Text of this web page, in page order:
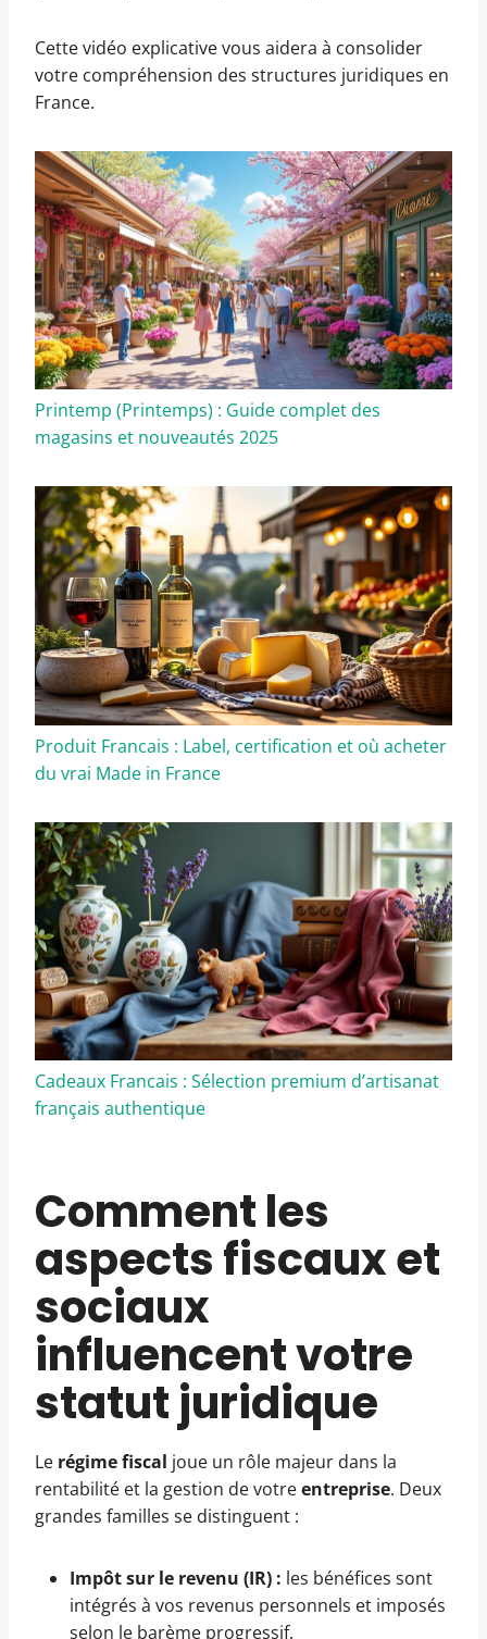
Cette vidéo explicative vous aidera à consolider
votre compréhension des structures juridiques en
France.
Printemp (Printemps) : Guide complet des
magasins et nouveautés 2025
Produit Francais : Label, certification et où acheter
du vrai Made in France
Cadeaux Francais : Sélection premium d’artisanat
français authentique
Comment les
aspects fiscaux et
sociaux
influencent votre
statut juridique
Le régime fiscal joue un rôle majeur dans la
rentabilité et la gestion de votreentreprise. Deux
grandes familles se distinguent :
Impôt sur le revenu (IR) : les bénéfices sont
intégrés à vos revenus personnels et imposés
selon le barème progressif.